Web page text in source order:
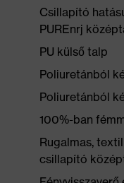
Csillapító
PUREnrj
PU külső talp
Poliuretánból
Poliuretánból
100%-ban
Rugalmas,
csillapító